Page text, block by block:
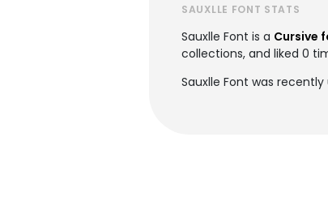
SAUXLLE FONT STATS
Sauxlle Font is a Cursive
collections, and liked 0
Sauxlle Font was